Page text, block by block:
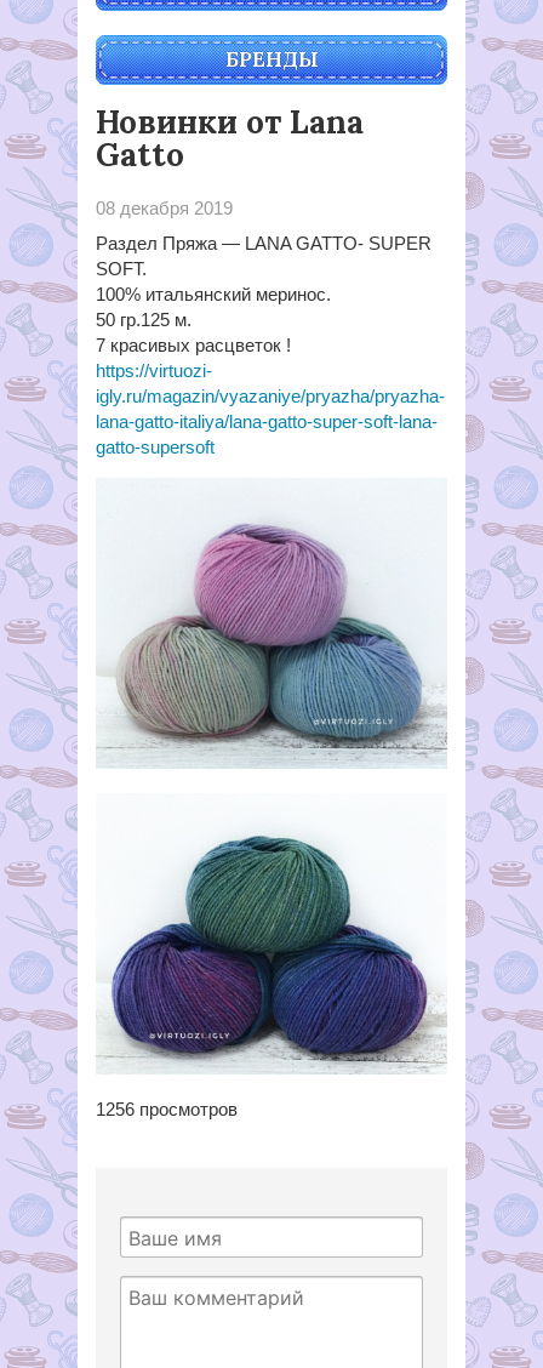
БРЕНДЫ
Новинки от Lana
Gatto
08 декабря 2019
Раздел Пряжа — LANA GATTO- SUPER
SOFT.
100% итальянский меринос.
50 гр.125 м.
7 красивых расцветок !
https://virtuozi-
igly.ru/magazin/vyazaniye/pryazha/pryazha-
lana-gatto-italiya/lana-gatto-super-soft-lana-
gatto-supersoft
1256 просмотров